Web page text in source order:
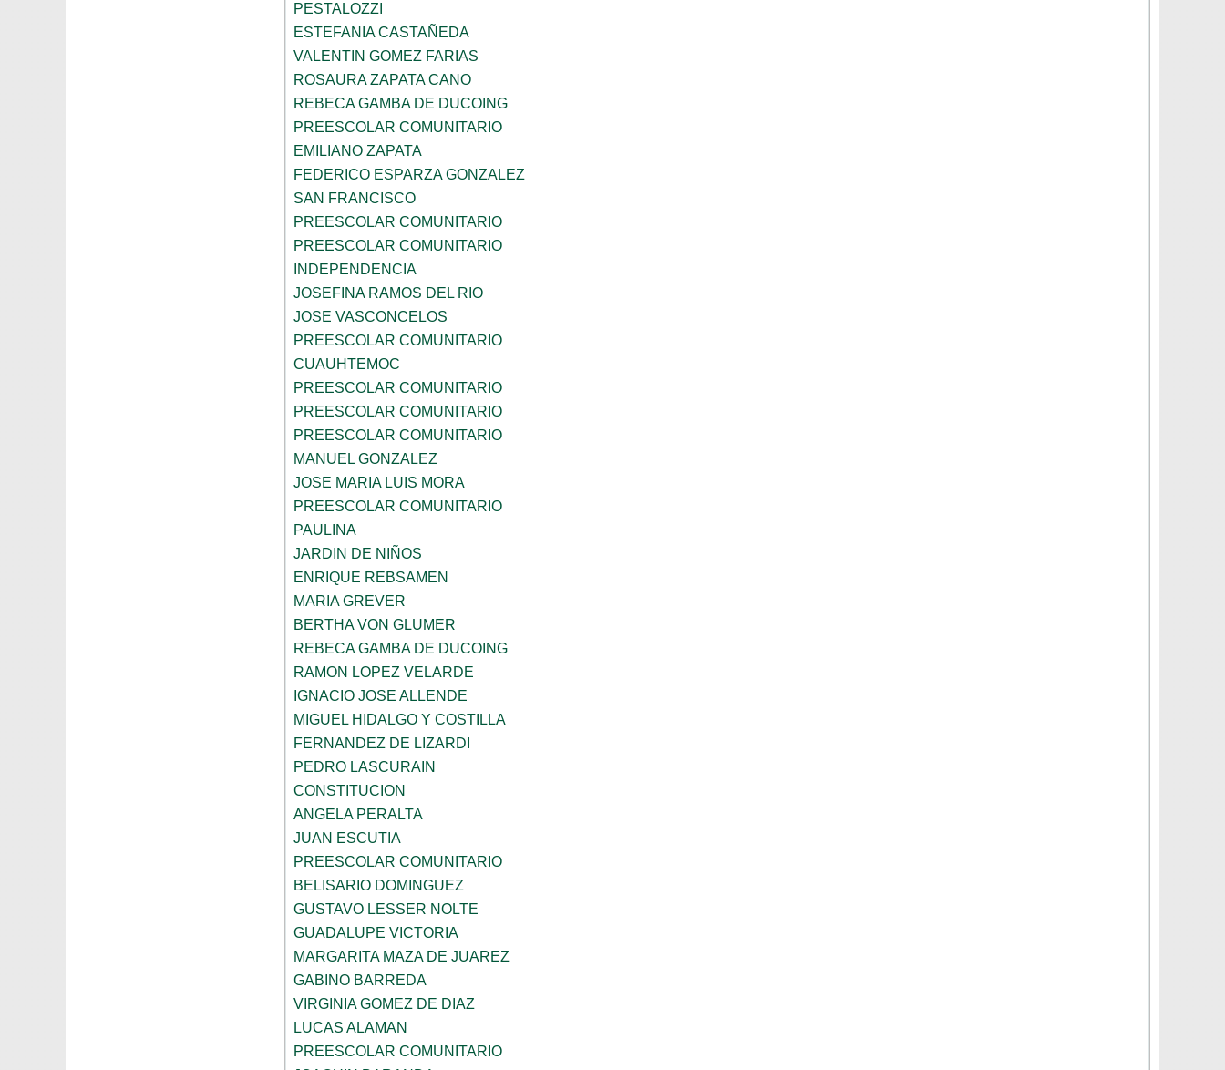
PESTALOZZI
ESTEFANIA CASTAÑEDA
VALENTIN GOMEZ FARIAS
ROSAURA ZAPATA CANO
REBECA GAMBA DE DUCOING
PREESCOLAR COMUNITARIO
EMILIANO ZAPATA
FEDERICO ESPARZA GONZALEZ
SAN FRANCISCO
PREESCOLAR COMUNITARIO
PREESCOLAR COMUNITARIO
INDEPENDENCIA
JOSEFINA RAMOS DEL RIO
JOSE VASCONCELOS
PREESCOLAR COMUNITARIO
CUAUHTEMOC
PREESCOLAR COMUNITARIO
PREESCOLAR COMUNITARIO
PREESCOLAR COMUNITARIO
MANUEL GONZALEZ
JOSE MARIA LUIS MORA
PREESCOLAR COMUNITARIO
PAULINA
JARDIN DE NIÑOS
ENRIQUE REBSAMEN
MARIA GREVER
BERTHA VON GLUMER
REBECA GAMBA DE DUCOING
RAMON LOPEZ VELARDE
IGNACIO JOSE ALLENDE
MIGUEL HIDALGO Y COSTILLA
FERNANDEZ DE LIZARDI
PEDRO LASCURAIN
CONSTITUCION
ANGELA PERALTA
JUAN ESCUTIA
PREESCOLAR COMUNITARIO
BELISARIO DOMINGUEZ
GUSTAVO LESSER NOLTE
GUADALUPE VICTORIA
MARGARITA MAZA DE JUAREZ
GABINO BARREDA
VIRGINIA GOMEZ DE DIAZ
LUCAS ALAMAN
PREESCOLAR COMUNITARIO